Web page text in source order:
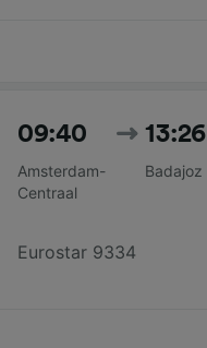
09:40
Amsterdam-
Centraal
13:26
Badajoz
Eurostar 9334